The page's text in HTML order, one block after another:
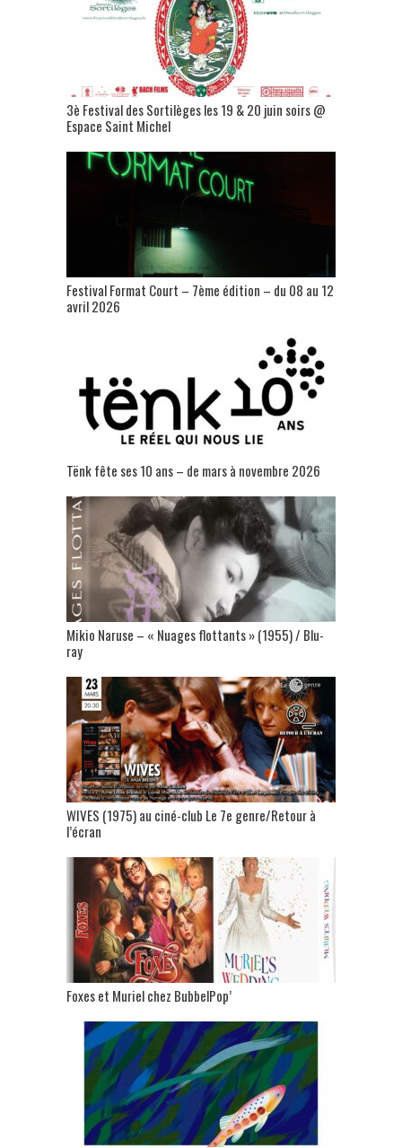
3è Festival des Sortilèges les 19 & 20 juin soirs @
Espace Saint Michel
Festival Format Court – 7ème édition – du 08 au 12
avril 2026
Tënk fête ses 10 ans – de mars à novembre 2026
Mikio Naruse – « Nuages flottants » (1955) / Blu-
ray
WIVES (1975) au ciné-club Le 7e genre/Retour à
l’écran
Foxes et Muriel chez BubbelPop’